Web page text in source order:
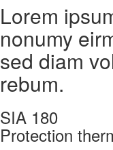
Lorem
nonumy
sed diam
rebum.
SIA 180
Protection